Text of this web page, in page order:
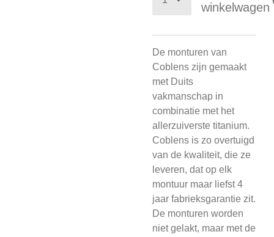
winkelwagen
De monturen van
Coblens zijn gemaakt
met Duits
vakmanschap in
combinatie met het
allerzuiverste titanium.
Coblens is zo overtuigd
van de kwaliteit, die ze
leveren, dat op elk
montuur maar liefst 4
jaar fabrieksgarantie zit.
De monturen worden
niet gelakt, maar met de